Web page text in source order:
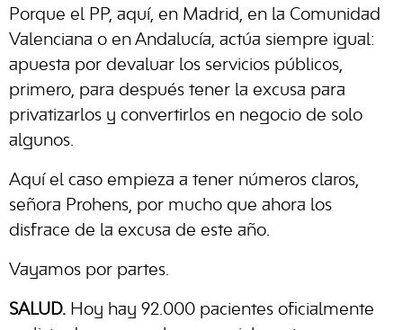
Porque el PP, aquí, en Madrid, en la Comunidad
Valenciana o en Andalucía, actúa siempre igual:
apuesta por devaluar los servicios públicos,
primero, para después tener la excusa para
privatizarlos y convertirlos en negocio de solo
algunos.
Aquí el caso empieza a tener números claros,
señora Prohens, por mucho que ahora los
disfrace de la excusa de este año.
Vayamos por partes.
SALUD. Hoy hay 92.000 pacientes oficialmente